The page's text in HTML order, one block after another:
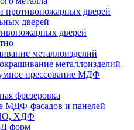
противопожарных дверей
дверей
дверей
металлоизделий
металлоизделий
прессование МДФ
фрезеровка
МДФ-фасадов и панелей
ХДФ
форм